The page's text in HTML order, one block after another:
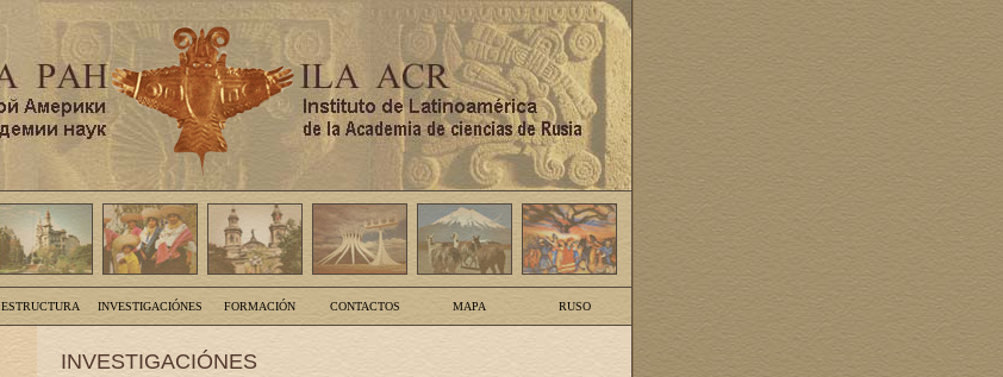
ESTRUCTURA INVESTIGACIÓNES FORMACIÓN CONTACTOS MAPA RUSO
INVESTIGACIÓNES